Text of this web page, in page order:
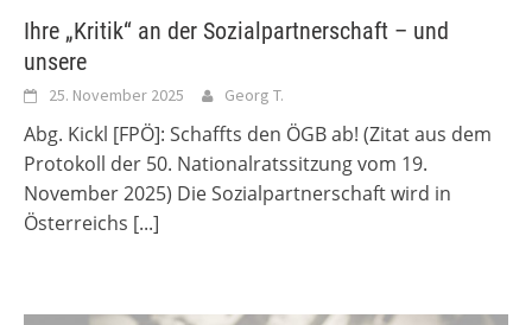
Ihre „Kritik“ an der Sozialpartnerschaft – und
unsere
25. November 2025 Georg T.
Abg. Kickl [FPÖ]: Schaffts den ÖGB ab! (Zitat aus dem
Protokoll der 50. Nationalratssitzung vom 19.
November 2025) Die Sozialpartnerschaft wird in
Österreichs [...]